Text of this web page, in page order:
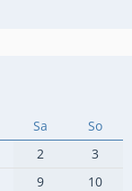
Sa
So
2
3
9
10